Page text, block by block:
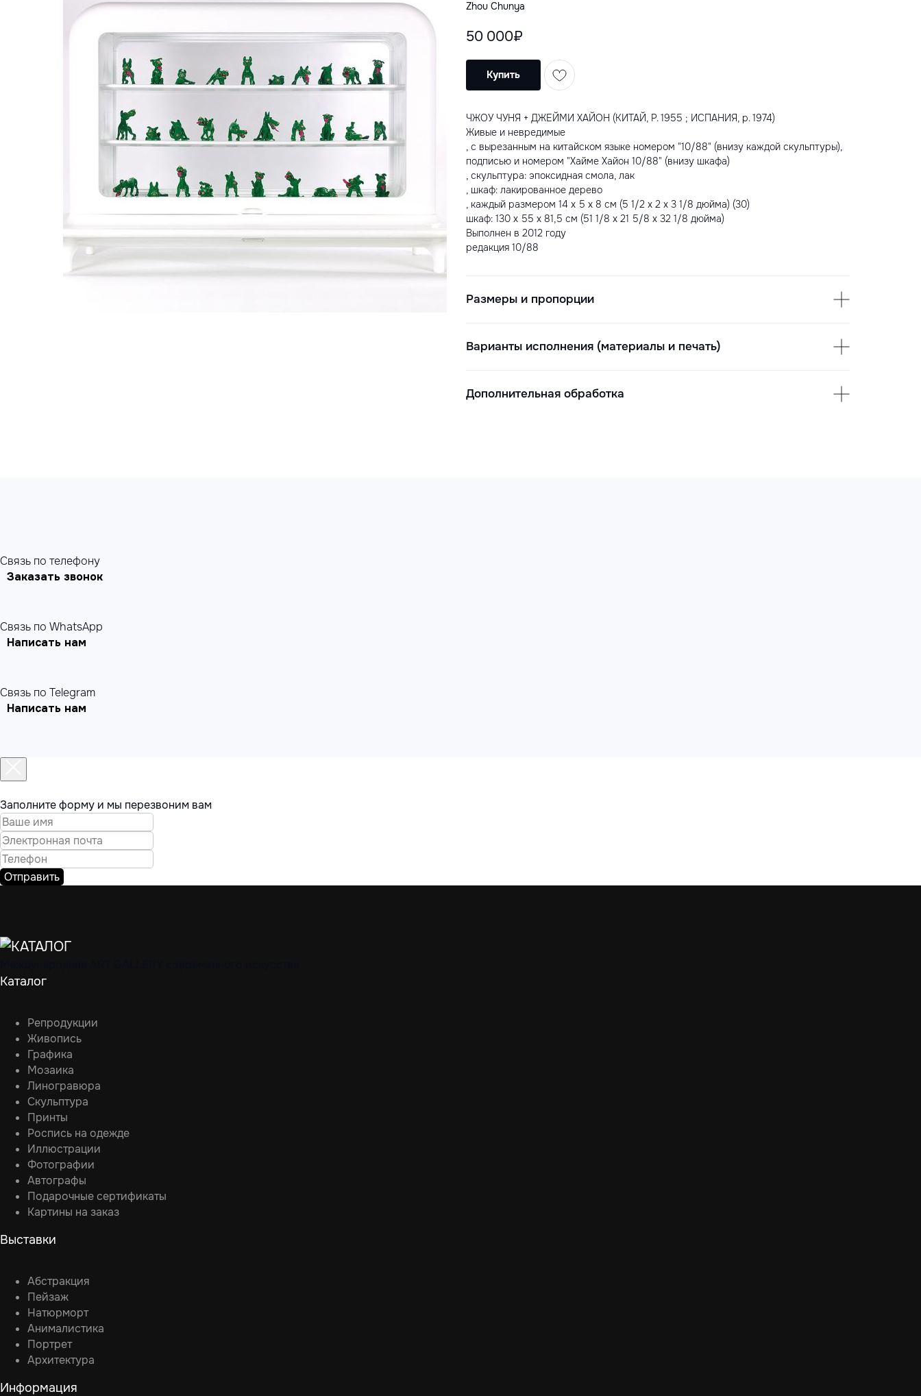
Zhou Chunya
50 000₽
Купить
ЧЖОУ ЧУНЯ + ДЖЕЙМИ ХАЙОН (КИТАЙ, Р. 1955 ; ИСПАНИЯ, р. 1974)
Живые и невредимые
, с вырезанным на китайском языке номером "10/88" (внизу каждой скульптуры),
подписью и номером "Хайме Хайон 10/88" (внизу шкафа)
, скульптура: эпоксидная смола, лак
, шкаф: лакированное дерево
, каждый размером 14 x 5 x 8 см (5 1/2 x 2 x 3 1/8 дюйма) (30)
шкаф: 130 x 55 x 81,5 см (51 1/8 x 21 5/8 x 32 1/8 дюйма)
Выполнен в 2012 году
редакция 10/88
Размеры и пропорции
Варианты исполнения (материалы и печать)
Дополнительная обработка
Cвязь по телефону
Заказать звонок
Связь по WhatsApp
Написать нам
Связь по Telegram
Написать нам
Заполните форму и мы перезвоним вам
Отправить
Каталог
Репродукции
Живопись
Графика
Мозаика
Линогравюра
Скульптура
Принты
Роспись на одежде
Иллюстрации
Фотографии
Автографы
Подарочные сертификаты
Картины на заказ
Выставки
Абстракция
Пейзаж
Натюрморт
Анималистика
Портрет
Архитектура
Информация